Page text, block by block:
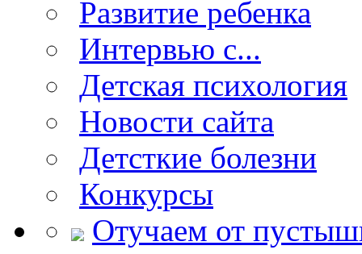
Развитие ребенка
Интервью с...
Детская психология
Новости сайта
Детсткие болезни
Конкурсы
Отучаем от